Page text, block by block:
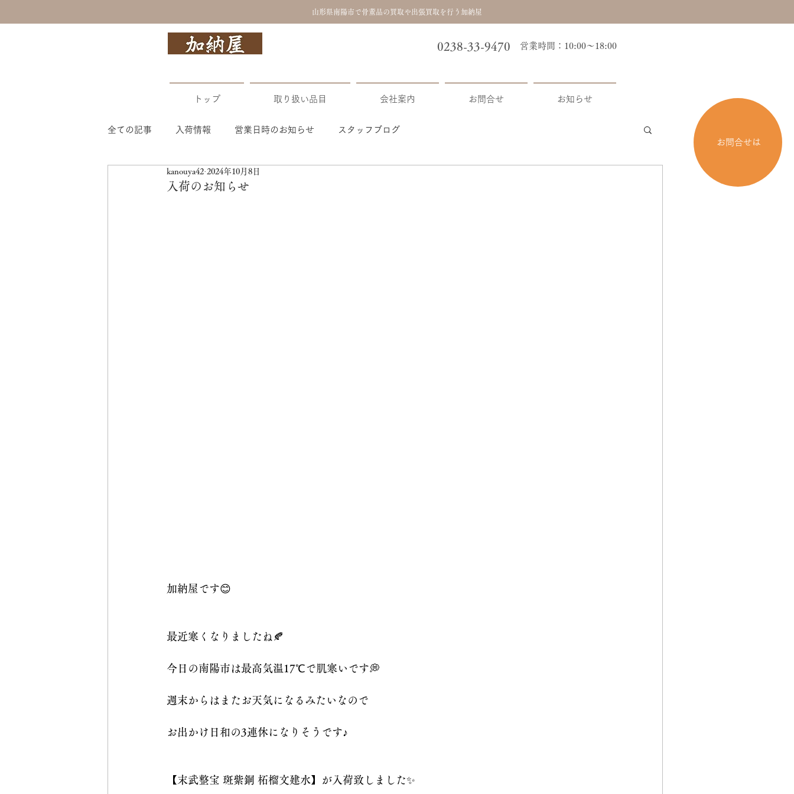
お問合せは
山形県南陽市で骨董品の買取や出張買取を行う加納屋
0238-33-9470 ​営業時間：10:00～18:00
トップ 取り扱い品目 会社案内 お問合せ お知らせ
全ての記事 入荷情報 営業日時のお知らせ スタッフブログ
入荷のお知らせ
kanouya42 2024年10月8日
加納屋です😊
最近寒くなりましたね🍂
今日の南陽市は最高気温17℃で肌寒いです💭
週末からはまたお天気になるみたいなので
お出かけ日和の3連休になりそうです♪
【末武整宝 斑紫銅 柘榴文建水】が入荷致しました✨